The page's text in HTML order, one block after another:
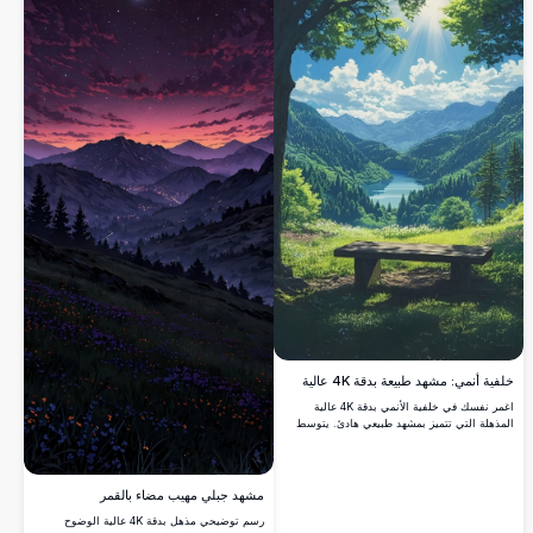
خلفية أنمي: مشهد طبيعة بدقة 4K عالية
اغمر نفسك في خلفية الأنمي بدقة 4K عالية
المذهلة التي تتميز بمشهد طبيعي هادئ. يتوسط
مشهد جبلي مهيب مضاء بالقمر
رسم توضيحي مذهل بدقة 4K عالية الوضوح